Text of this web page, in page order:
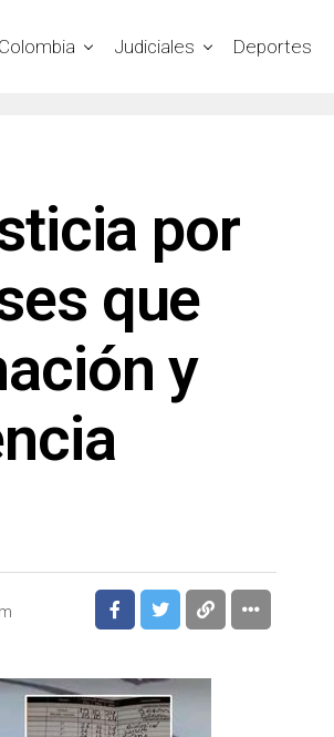
Colombia Judiciales Deportes
por
que
y